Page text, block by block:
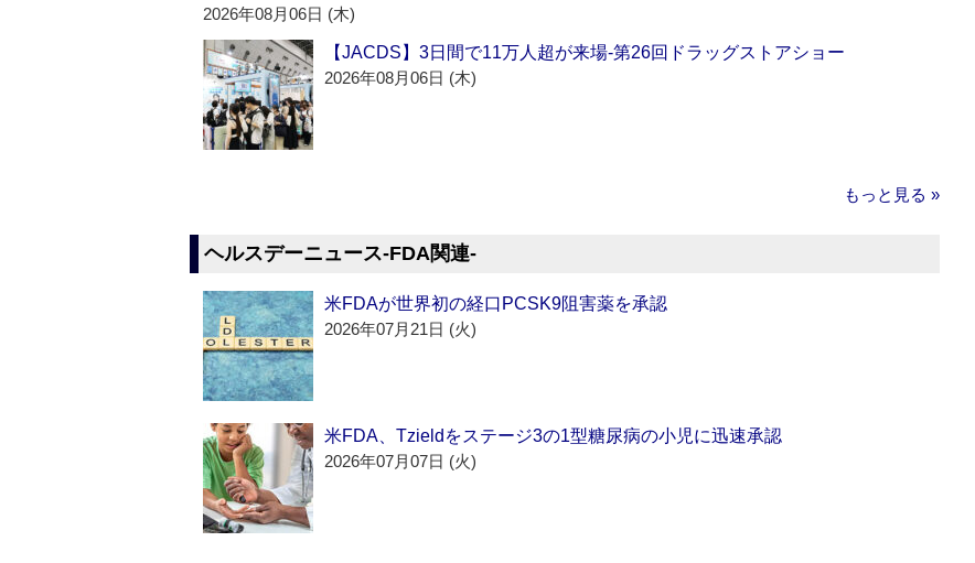
2026年08月06日 (木)
【JACDS】3日間で11万人超が来場‐第26回ドラッグストアショー
2026年08月06日 (木)
もっと見る »
ヘルスデーニュース‐FDA関連‐
米FDAが世界初の経口PCSK9阻害薬を承認
2026年07月21日 (火)
米FDA、Tzieldをステージ3の1型糖尿病の小児に迅速承認
2026年07月07日 (火)